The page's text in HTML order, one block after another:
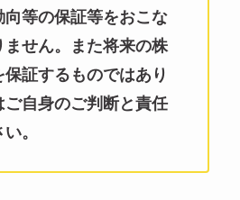
向等の保証等をおこな
ません。また将来の株
証するものではあり
ご自身のご判断と責任
。